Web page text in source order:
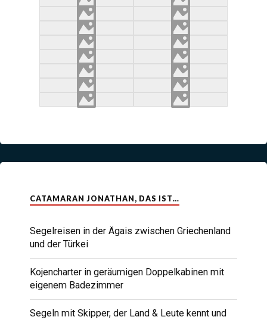
CATAMARAN JONATHAN, DAS IST…
Segelreisen in der Ägais zwischen Griechenland
und der Türkei
Kojencharter in geräumigen Doppelkabinen mit
eigenem Badezimmer
Segeln mit Skipper, der Land & Leute kennt und